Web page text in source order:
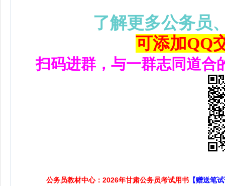
了解更多公务员
可添加QQ
扫码进群，与一群志同道合
公务员教材中心：2026年甘肃公务员考试用书 【赠送笔